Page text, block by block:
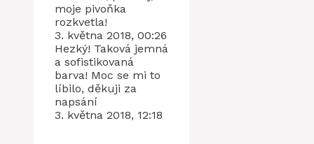
moje pivoňka
rozkvetla!
3. května 2018, 00:26
Hezký! Taková jemná
a sofistikovaná
barva! Moc se mi to
líbilo, děkuji za
napsání
3. května 2018, 12:18